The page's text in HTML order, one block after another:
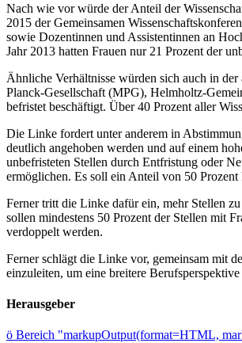
Nach wie vor würde der Anteil der
2015 der Gemeinsamen
sowie Dozentinnen und Assistentinnen an
Jahr 2013 hatten Frauen nur 21 Prozent der
Ähnliche Verhältnisse würden sich auch in
Planck-Gesellschaft (MPG), Helmholtz-
befristet beschäftigt. Über 40 Prozent aller
Die Linke fordert unter anderem in
deutlich angehoben werden und auf einem
unbefristeten Stellen durch Entfristung oder
ermöglichen. Es soll ein Anteil von 50 Prozent
Ferner tritt die Linke dafür ein, mehr Stellen
sollen mindestens 50 Prozent der Stellen mit
verdoppelt werden.
Ferner schlägt die Linke vor, gemeinsam mit
einzuleiten, um eine breitere
Herausgeber
ö Bereich "markupOutput(format=HTML,